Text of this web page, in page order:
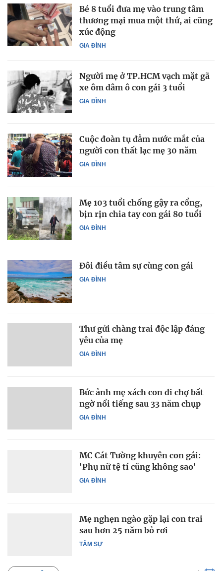
GIA ĐÌNH
Bé 8 tuổi đưa mẹ vào trung tâm
thương mại mua một thứ, ai cũng
xúc động
GIA ĐÌNH
Người mẹ ở TP.HCM vạch mặt gã
xe ôm dâm ô con gái 3 tuổi
GIA ĐÌNH
Cuộc đoàn tụ đẫm nước mắt của
người con thất lạc mẹ 30 năm
GIA ĐÌNH
Mẹ 103 tuổi chống gậy ra cổng,
bịn rịn chia tay con gái 80 tuổi
GIA ĐÌNH
Đôi điều tâm sự cùng con gái
GIA ĐÌNH
Thư gửi chàng trai độc lập đáng
yêu của mẹ
GIA ĐÌNH
Bức ảnh mẹ xách con đi chợ bất
ngờ nổi tiếng sau 33 năm chụp
GIA ĐÌNH
MC Cát Tường khuyên con gái:
'Phụ nữ tệ tí cũng không sao'
TÂM SỰ
Mẹ nghẹn ngào gặp lại con trai
sau hơn 25 năm bỏ rơi